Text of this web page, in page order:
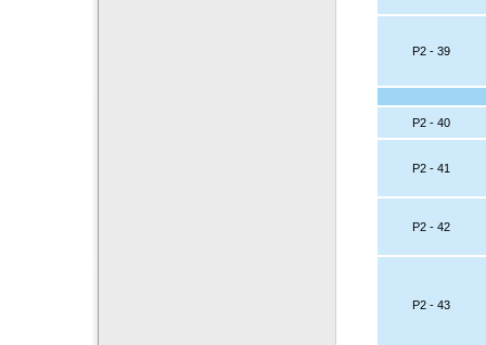
P2 - 39
P2 - 40
P2 - 41
P2 - 42
P2 - 43